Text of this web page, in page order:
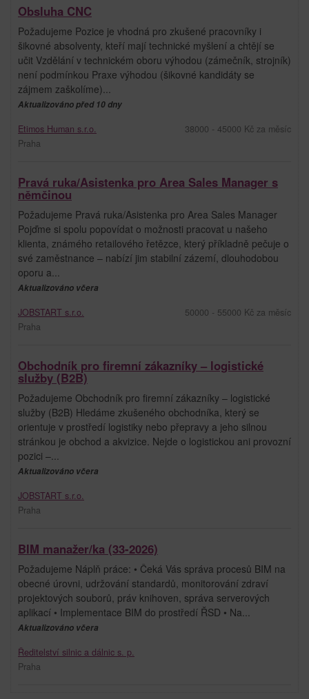
Obsluha CNC
Požadujeme Pozice je vhodná pro zkušené pracovníky i
šikovné absolventy, kteří mají technické myšlení a chtějí se
učit Vzdělání v technickém oboru výhodou (zámečník, strojník)
není podmínkou Praxe výhodou (šikovné kandidáty se
zájmem zaškolíme)...
Aktualizováno před 10 dny
Etimos Human s.r.o.
Praha
38000 - 45000 Kč za měsíc
Pravá ruka/Asistenka pro Area Sales Manager s
němčinou
Požadujeme Pravá ruka/Asistenka pro Area Sales Manager
Pojďme si spolu popovídat o možnosti pracovat u našeho
klienta, známého retailového řetězce, který příkladně pečuje o
své zaměstnance – nabízí jim stabilní zázemí, dlouhodobou
oporu a...
Aktualizováno včera
JOBSTART s.r.o.
Praha
50000 - 55000 Kč za měsíc
Obchodník pro firemní zákazníky – logistické
služby (B2B)
Požadujeme Obchodník pro firemní zákazníky – logistické
služby (B2B) Hledáme zkušeného obchodníka, který se
orientuje v prostředí logistiky nebo přepravy a jeho silnou
stránkou je obchod a akvizice. Nejde o logistickou ani provozní
pozici –...
Aktualizováno včera
JOBSTART s.r.o.
Praha
BIM manažer/ka (33-2026)
Požadujeme Náplň práce: • Čeká Vás správa procesů BIM na
obecné úrovni, udržování standardů, monitorování zdraví
projektových souborů, práv knihoven, správa serverových
aplikací • Implementace BIM do prostředí ŘSD • Na...
Aktualizováno včera
Ředitelství silnic a dálnic s. p.
Praha